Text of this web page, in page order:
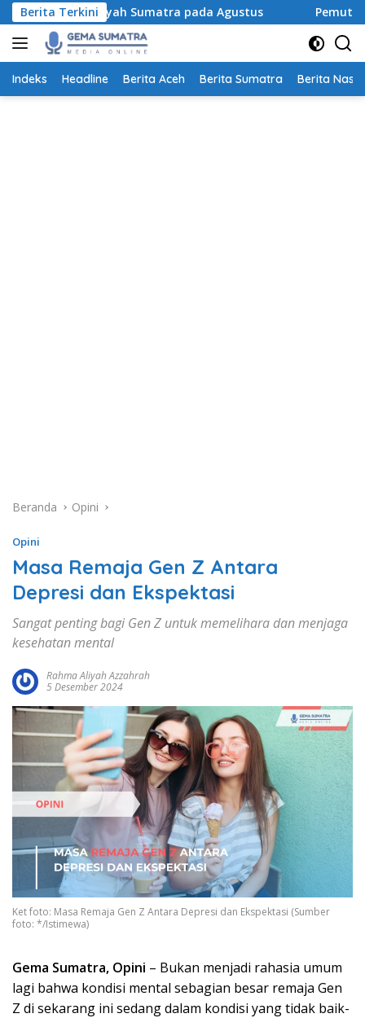
Langsung
ke
konten
Berita Terkini
Sumatra pada Agustus Pemutihan Denda
Indeks Headline Berita Aceh Berita Sumatra Berita
Beranda Opini
Opini
Masa Remaja Gen Z Antara
Depresi dan Ekspektasi
Sangat penting bagi Gen Z untuk memelihara dan menjaga
kesehatan mental
Rahma Aliyah Azzahrah
5 Desember 2024
Ket foto: Masa Remaja Gen Z Antara Depresi dan Ekspektasi (Sumber
foto: */Istimewa)
Gema Sumatra, Opini – Bukan menjadi rahasia umum
lagi bahwa kondisi mental sebagian besar remaja Gen
Z di sekarang ini sedang dalam kondisi yang tidak baik-